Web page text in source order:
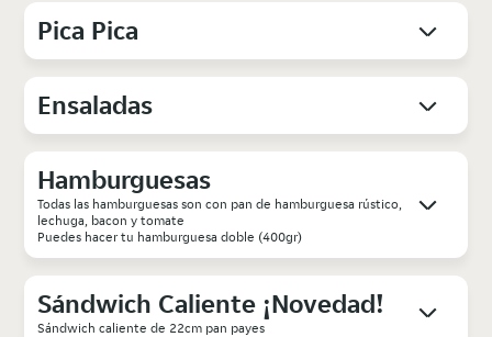
Pica Pica
Ensaladas
Hamburguesas
Todas las hamburguesas son con pan de hamburguesa rústico,
lechuga, bacon y tomate
Puedes hacer tu hamburguesa doble (400gr)
Sándwich Caliente ¡Novedad!
Sándwich caliente de 22cm pan payes